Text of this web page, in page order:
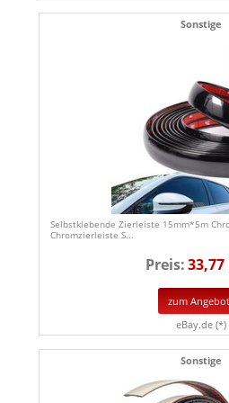
Sonstige
Selbstklebende Zierleiste 15mm*5m
Chromzierleiste S...
Preis:33,77
zum Angebot
eBay.de (*)
Sonstige